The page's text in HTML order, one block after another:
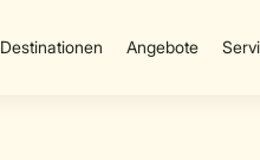
Destinationen Angebote